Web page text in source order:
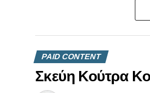
PAID CONTENT
Σκεύη Κούτρα